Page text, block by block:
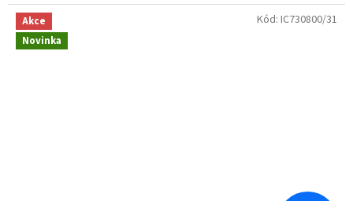
Akce
Novinka
Kód: IC730800/31